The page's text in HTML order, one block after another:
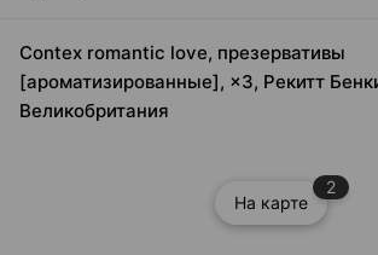
Contex romantic love, презервативы
[ароматизированные], ×3, Рекитт
Великобритания
На карте
2